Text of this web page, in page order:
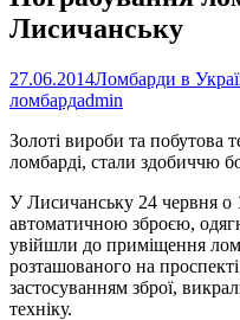
Лисичанську
27.06.2014Ломбарди в
ломбардadmin
Золоті вироби та побутова
ломбарді, стали здобиччю
У Лисичанську 24 червня о
автоматичною зброєю,
увійшли до приміщення
розташованого на
застосуванням зброї,
техніку.